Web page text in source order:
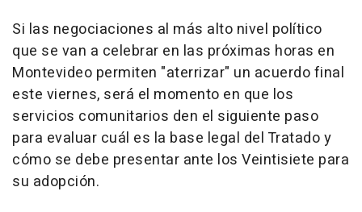
Si las negociaciones al más alto nivel político
que se van a celebrar en las próximas horas en
Montevideo permiten "aterrizar" un acuerdo final
este viernes, será el momento en que los
servicios comunitarios den el siguiente paso
para evaluar cuál es la base legal del Tratado y
cómo se debe presentar ante los Veintisiete para
su adopción.